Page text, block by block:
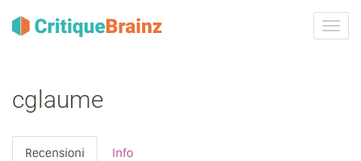
cglaume
Recensioni Info